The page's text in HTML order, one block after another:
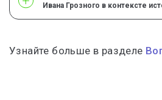
Ивана Грозного в контексте
Узнайте больше в разделе